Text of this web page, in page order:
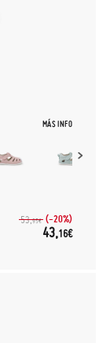
MÁS INFO
53,95€ (-20%)
43,16€